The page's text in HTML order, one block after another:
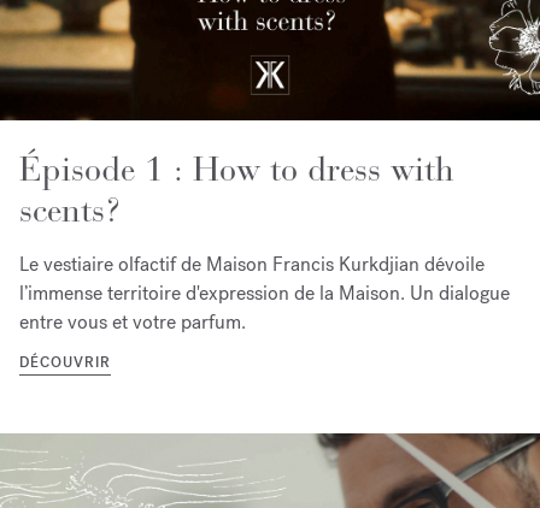
Épisode 1 : How to dress with
scents?
Le vestiaire olfactif de Maison Francis Kurkdjian dévoile
l’immense territoire d'expression de la Maison. Un dialogue
entre vous et votre parfum.
DÉCOUVRIR